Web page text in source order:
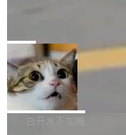
一在人才争夺战中失血的
连失两员大将：Noam
er HE-AAC 960 解码
filter 添加 AMF Frame
_amf) filter SMPTE
通 ProRes RAW
V ...
Code 在 X 上发帖：「
tokens on August 1st.
on OpenCode Go.」79.8
DeepSeek一天消耗了8
注意这是 OpenCode 一
局
NetBSD 11.0 正式发布
NetBSD 11.0 现已正式
作系统的第十八个主要版
白开水不加糖